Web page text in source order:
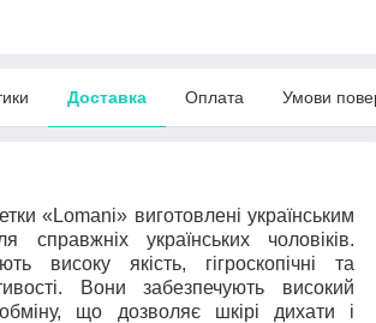
Доставка Оплата Умови
« Lomani» виготовлені українським
справжніх українських чоловіків.
високу якість, гігроскопічні та
Вони забезпечують високий
що дозволяє шкірі дихати і